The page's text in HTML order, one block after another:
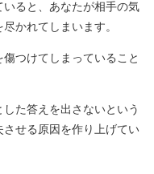
ると、あなたが相手の気
かれてしまいます。
つけてしまっていること
た答えを出さないという
せる原因を作り上げてい